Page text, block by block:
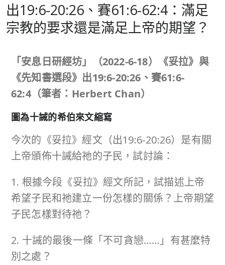
出19:6-20:26、賽61:6-62:4：滿足
宗教的要求還是滿足上帝的期望？
「安息日研經坊」（2022-6-18）《妥拉》與
《先知書選段》出19:6-20:26 、賽61:6-
62:4（筆者： Herbert Chan）
圖為十誡的希伯來文縮寫
今次的《妥拉》經文（出19:6-20:26）是有關
上帝頒佈十誡給祂的子民，試討論：
1. 根據今段《妥拉》經文所記，試描述上帝
希望子民和祂建立一份怎樣的關係？上帝期望
子民怎樣對待祂？
2. 十誡的最後一條「不可貪戀……」有甚麼特
別之處？